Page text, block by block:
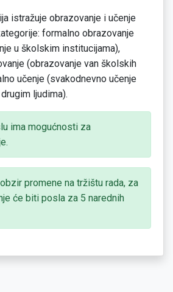
istražuje obrazovanje i učenje
formalno obrazovanje
u školskim institucijama),
(obrazovanje van školskih
učenje (svakodnevno učenje
ljudima).
ima mogućnosti za
promene na tržištu rada, za
će biti posla za 5 narednih